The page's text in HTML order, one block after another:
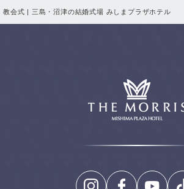
教会式 | 三島・沼津の結婚式場 みしまプラザホテル